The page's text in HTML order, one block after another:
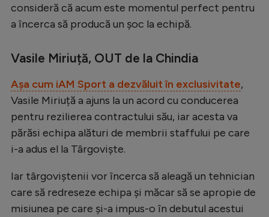
Natație
Gimnastică
Auto
Rugby
Ciclism
Alte sporturi
JO 2024
JO 2026
consideră că acum este momentul perfect pentru
a încerca să producă un șoc la echipă.
Vasile Miriuță, OUT de la Chindia
Așa cum iAM Sport a dezvăluit în exclusivitate,
Vasile Miriuță a ajuns la un acord cu conducerea
pentru rezilierea contractului său, iar acesta va
părăsi echipa alături de membrii staffului pe care
i-a adus el la Târgoviște.
Iar târgoviștenii vor încerca să aleagă un tehnician
care să redreseze echipa și măcar să se apropie de
misiunea pe care și-a impus-o în debutul acestui